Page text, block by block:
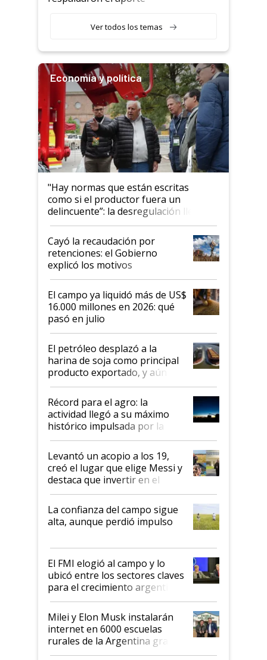
haciendo currículum"
Ver todos los temas
Economía y política
"Hay normas que están escritas
como si el productor fuera un
delincuente”: la desregulación llegó
al Congreso Aapresid y hasta se
habló del financiamiento al IPCVA
Cayó la recaudación por
retenciones: el Gobierno
explicó los motivos
El campo ya liquidó más de US$
16.000 millones en 2026: qué
pasó en julio
El petróleo desplazó a la
harina de soja como principal
producto exportado, y aún así
el agro aportó casi seis de cada
diez dólares y sostuvo el
liderazgo en un semestre
récord
Récord para el agro: la
actividad llegó a su máximo
histórico impulsada por la
cosecha y las exportaciones
Levantó un acopio a los 19,
creó el lugar que elige Messi y
destaca que invertir en el
kirchnerismo era como "darle
plata a un hijo para droga":
Juan Félix Rossetti, el libertario
que de una dura crisis salió
de Milei
La confianza del campo sigue
alta, aunque perdió impulso
El FMI elogió al campo y lo
ubicó entre los sectores claves
para el crecimiento argentino
Milei y Elon Musk instalarán
internet en 6000 escuelas
rurales de la Argentina gracias
a un acuerdo con Starlink